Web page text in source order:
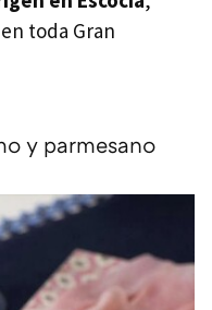
toda Gran
y parmesano